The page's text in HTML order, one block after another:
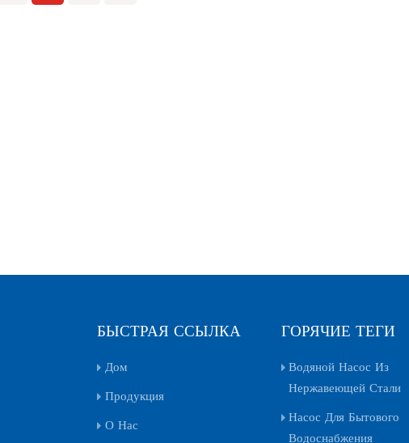
БЫСТРАЯ ССЫЛКА
Дом
Продукция
О Нас
ГОРЯЧИЕ ТЕГИ
Водяной Насос Из
Нержавеющей Стали
Насос Для Бытового
Водоснабжения